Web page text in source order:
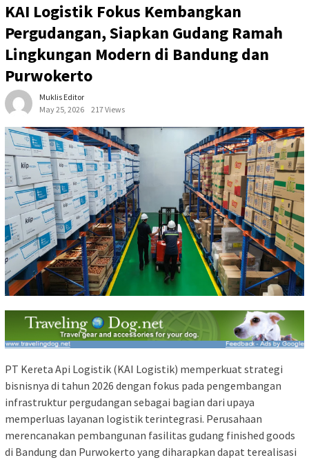
KAI Logistik Fokus Kembangkan
Pergudangan, Siapkan Gudang Ramah
Lingkungan Modern di Bandung dan
Purwokerto
Muklis Editor
May 25, 2026
217 Views
PT Kereta Api Logistik (KAI Logistik) memperkuat strategi
bisnisnya di tahun 2026 dengan fokus pada pengembangan
infrastruktur pergudangan sebagai bagian dari upaya
memperluas layanan logistik terintegrasi. Perusahaan
merencanakan pembangunan fasilitas gudang finished goods
di Bandung dan Purwokerto yang diharapkan dapat terealisasi